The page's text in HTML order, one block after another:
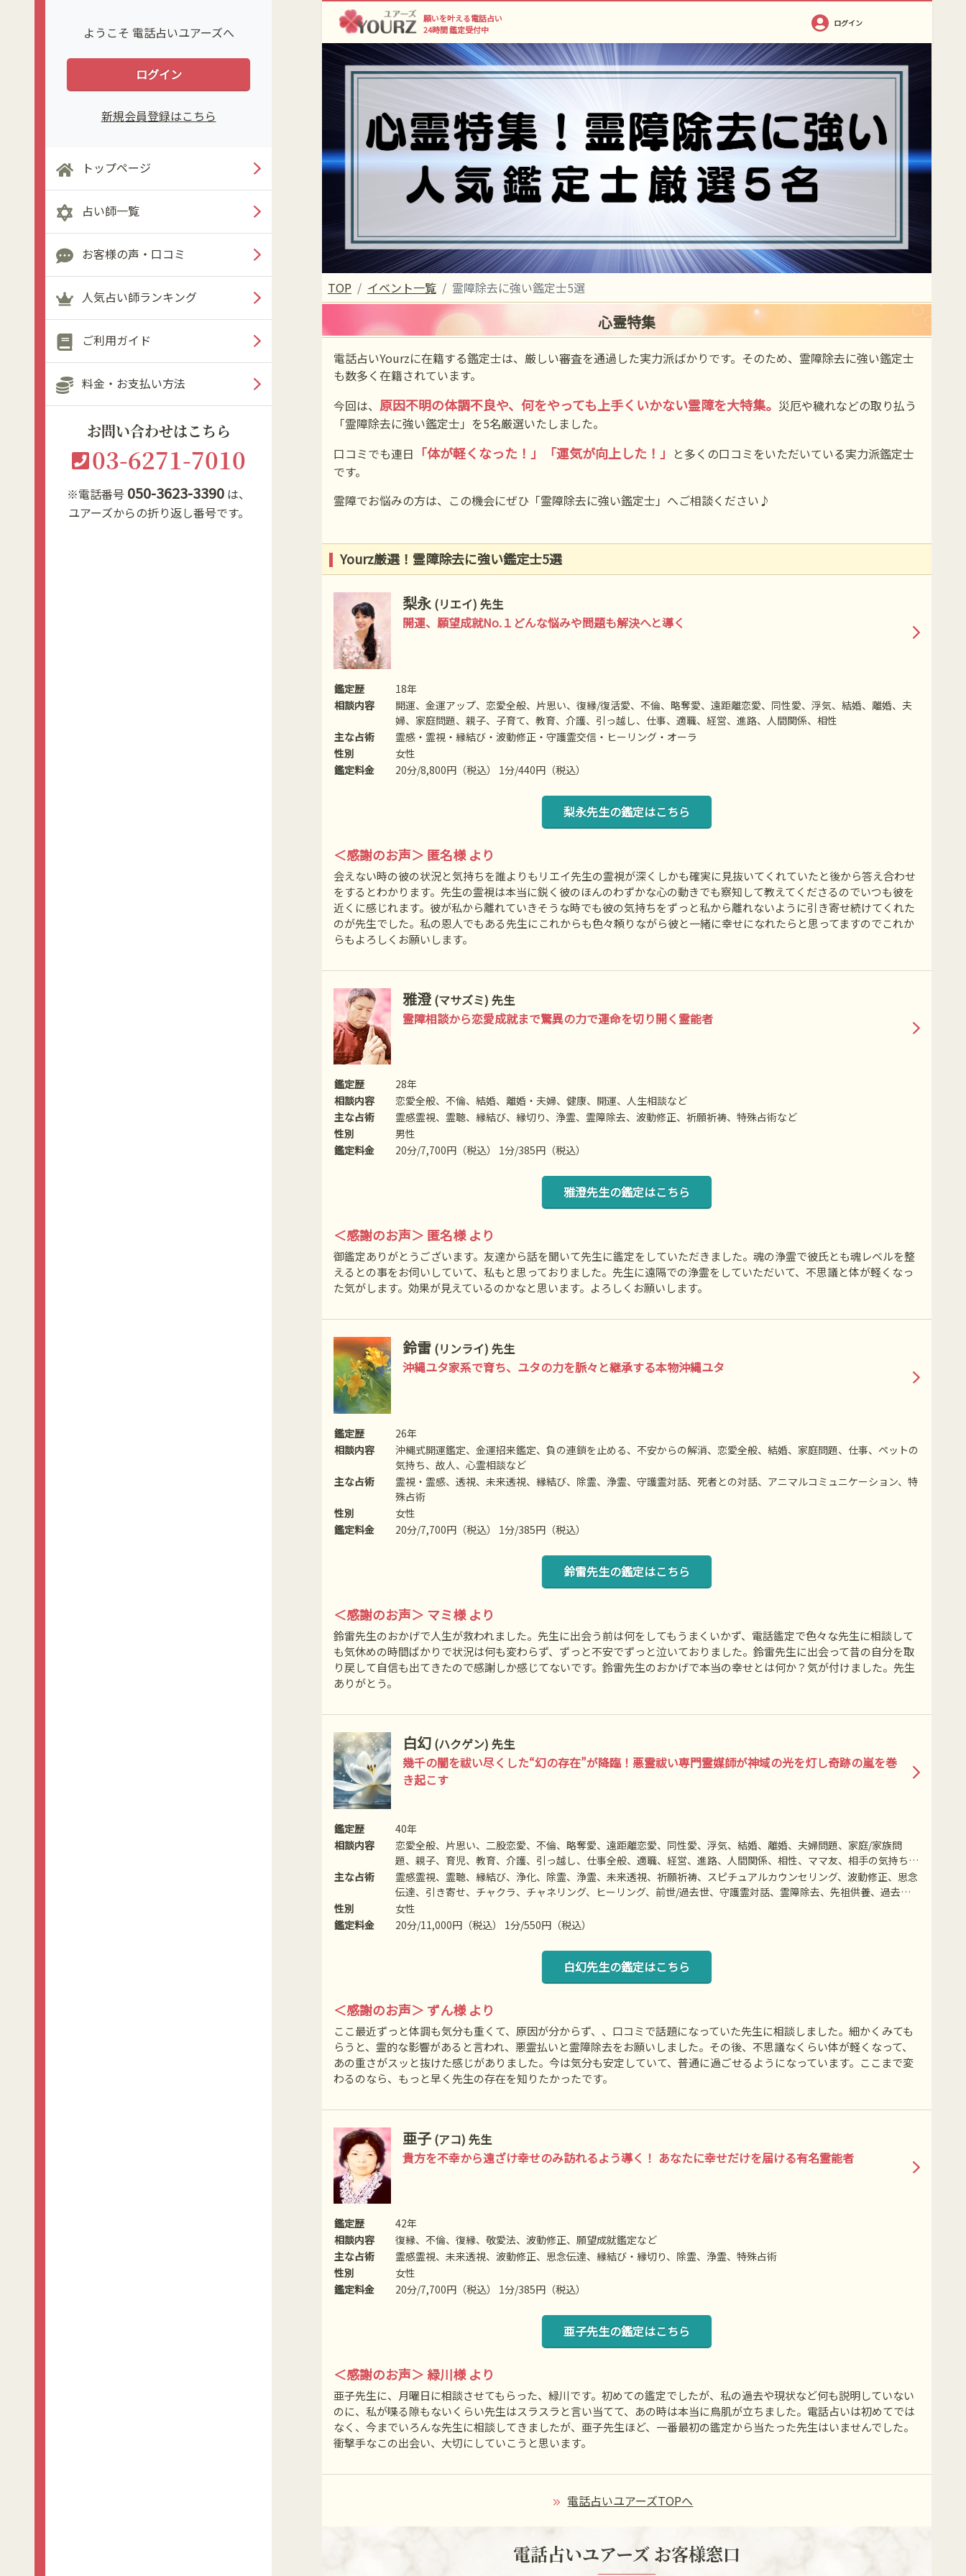
ようこそ 電話占いユアーズへ
ログイン
新規会員登録はこちら
トップページ
占い師一覧
お客様の声・口コミ
人気占い師ランキング
ご利用ガイド
料金・お支払い方法
お問い合わせはこちら
03-6271-7010
※電話番号 050-3623-3390 は、
ユアーズからの折り返し番号です。
願いを叶える電話占い
24時間 鑑定受付中
ログイン
TOP イベント一覧 霊障除去に強い鑑定士5選
心霊特集
電話占いYourzに在籍する鑑定士は、厳しい審査を通過した実力派ばかりです。そのため、霊障除去に強い鑑定士
も数多く在籍されています。
今回は、 原因不明の体調不良や、何をやっても上手くいかない霊障を大特集。 災厄や穢れなどの取り払う
「霊障除去に強い鑑定士」を5名厳選いたしました。
口コミでも連日 「体が軽くなった！」「運気が向上した！」 と多くの口コミをいただいている実力派鑑定士
です。
霊障でお悩みの方は、この機会にぜひ「霊障除去に強い鑑定士」へご相談ください♪
Yourz厳選！霊障除去に強い鑑定士5選
梨永 (リエイ) 先生
開運、願望成就No.１どんな悩みや問題も解決へと導く
鑑定歴
18年
相談内容
開運、金運アップ、恋愛全般、片思い、復縁/復活愛、不倫、略奪愛、遠距離恋愛、同性愛、浮気、結婚、離婚、夫
婦、家庭問題、親子、子育て、教育、介護、引っ越し、仕事、適職、経営、進路、人間関係、相性
主な占術
霊感・霊視・縁結び・波動修正・守護霊交信・ヒーリング・オーラ
性別
女性
鑑定料金
20分/8,800円（税込） 1分/440円（税込）
梨永先生の鑑定はこちら
＜感謝のお声＞ 匿名様 より
会えない時の彼の状況と気持ちを誰よりもリエイ先生の霊視が深くしかも確実に見抜いてくれていたと後から答え合わせ
をするとわかります。先生の霊視は本当に鋭く彼のほんのわずかな心の動きでも察知して教えてくださるのでいつも彼を
近くに感じれます。彼が私から離れていきそうな時でも彼の気持ちをずっと私から離れないように引き寄せ続けてくれた
のが先生でした。私の恩人でもある先生にこれからも色々頼りながら彼と一緒に幸せになれたらと思ってますのでこれか
らもよろしくお願いします。
雅澄(マサズミ) 先生
霊障相談から恋愛成就まで驚異の力で運命を切り開く霊能者
鑑定歴
28年
相談内容
恋愛全般、不倫、結婚、離婚・夫婦、健康、開運、人生相談など
主な占術
霊感霊視、霊聴、縁結び、縁切り、浄霊、霊障除去、波動修正、祈願祈祷、特殊占術など
性別
男性
鑑定料金
20分/7,700円（税込） 1分/385円（税込）
雅澄先生の鑑定はこちら
＜感謝のお声＞ 匿名様 より
御鑑定ありがとうございます。友達から話を聞いて先生に鑑定をしていただきました。魂の浄霊で彼氏とも魂レベルを整
えるとの事をお伺いしていて、私もと思っておりました。先生に遠隔での浄霊をしていただいて、不思議と体が軽くなっ
た気がします。効果が見えているのかなと思います。よろしくお願いします。
鈴雷 (リンライ) 先生
沖縄ユタ家系で育ち、ユタの力を脈々と継承する本物沖縄ユタ
鑑定歴
26年
相談内容
沖縄式開運鑑定、金運招来鑑定、負の連鎖を止める、不安からの解消、恋愛全般、結婚、家庭問題、仕事、ペットの
気持ち、故人、心霊相談など
主な占術
霊視・霊感、透視、未来透視、縁結び、除霊、浄霊、守護霊対話、死者との対話、アニマルコミュニケーション、特
殊占術
性別
女性
鑑定料金
20分/7,700円（税込） 1分/385円（税込）
鈴雷先生の鑑定はこちら
＜感謝のお声＞ マミ様 より
鈴雷先生のおかげで人生が救われました。先生に出会う前は何をしてもうまくいかず、電話鑑定で色々な先生に相談して
も気休めの時間ばかりで状況は何も変わらず、ずっと不安でずっと泣いておりました。鈴雷先生に出会って昔の自分を取
り戻して自信も出てきたので感謝しか感じてないです。鈴雷先生のおかげで本当の幸せとは何か？気が付けました。先生
ありがとう。
白幻 (ハクゲン) 先生
幾千の闇を祓い尽くした“幻の存在”が降臨！悪霊祓い専門霊媒師が神域の光を灯し奇跡の嵐を巻
き起こす
鑑定歴
40年
相談内容
恋愛全般、片思い、二股恋愛、不倫、略奪愛、遠距離恋愛、同性愛、浮気、結婚、離婚、夫婦問題、家庭/家族問
題、親子、育児、教育、介護、引っ越し、仕事全般、適職、経営、進路、人間関係、相性、ママ友、相手の気持ち、
人生相談、開運、運勢、健康、金銭、動物、故人、心霊相談
主な占術
霊感霊視、霊聴、縁結び、浄化、除霊、浄霊、未来透視、祈願祈祷、スピチュアルカウンセリング、波動修正、思念
伝達、引き寄せ、チャクラ、チャネリング、ヒーリング、前世/過去世、守護霊対話、霊障除去、先祖供養、過去世
供養、死者との対話、高次との交信、呪術、魂入/魂抜、特殊占術、命名/改名、特殊念波、霊符、悪霊祓いなど
性別
女性
鑑定料金
20分/11,000円（税込） 1分/550円（税込）
白幻先生の鑑定はこちら
＜感謝のお声＞ ずん様 より
ここ最近ずっと体調も気分も重くて、原因が分からず、、口コミで話題になっていた先生に相談しました。細かくみても
らうと、霊的な影響があると言われ、悪霊払いと霊障除去をお願いしました。その後、不思議なくらい体が軽くなって、
あの重さがスッと抜けた感じがありました。今は気分も安定していて、普通に過ごせるようになっています。ここまで変
わるのなら、もっと早く先生の存在を知りたかったです。
亜子 (アコ) 先生
貴方を不幸から遠ざけ幸せのみ訪れるよう導く！ あなたに幸せだけを届ける有名霊能者
鑑定歴
42年
相談内容
復縁、不倫、復縁、敬愛法、波動修正、願望成就鑑定など
主な占術
霊感霊視、未来透視、波動修正、思念伝達、縁結び・縁切り、除霊、浄霊、特殊占術
性別
女性
鑑定料金
20分/7,700円（税込） 1分/385円（税込）
亜子先生の鑑定はこちら
＜感謝のお声＞ 緑川様 より
亜子先生に、月曜日に相談させてもらった、緑川です。初めての鑑定でしたが、私の過去や現状など何も説明していない
のに、私が喋る隙もないくらい先生はスラスラと言い当てて、あの時は本当に鳥肌が立ちました。電話占いは初めてでは
なく、今までいろんな先生に相談してきましたが、亜子先生ほど、一番最初の鑑定から当たった先生はいませんでした。
衝撃手なこの出会い、大切にしていこうと思います。
電話占いユアーズTOPへ
電話占いユアーズ お客様窓口